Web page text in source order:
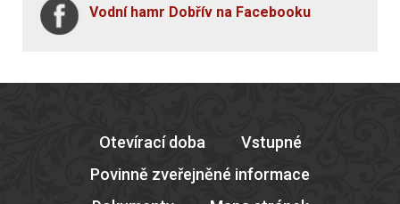
Vodní hamr Dobřív na Facebooku
Otevírací doba
Vstupné
Povinně zveřejněné informace